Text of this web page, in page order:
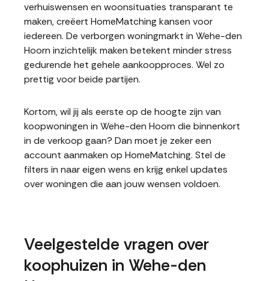
verhuiswensen en woonsituaties transparant te
maken, creëert HomeMatching kansen voor
iedereen. De verborgen woningmarkt in Wehe-den
Hoorn inzichtelijk maken betekent minder stress
gedurende het gehele aankoopproces. Wel zo
prettig voor beide partijen.
Kortom, wil jij als eerste op de hoogte zijn van
koopwoningen in Wehe-den Hoorn die binnenkort
in de verkoop gaan? Dan moet je zeker een
account aanmaken op HomeMatching. Stel de
filters in naar eigen wens en krijg enkel updates
over woningen die aan jouw wensen voldoen.
Veelgestelde vragen over
koophuizen in Wehe-den